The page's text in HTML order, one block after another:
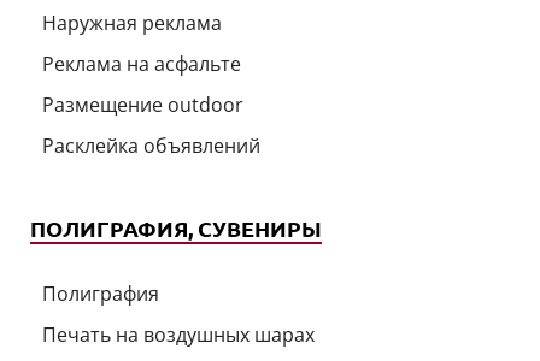
Наружная реклама
Реклама на асфальте
Размещение outdoor
Расклейка объявлений
ПОЛИГРАФИЯ, СУВЕНИРЫ
Полиграфия
Печать на воздушных шарах